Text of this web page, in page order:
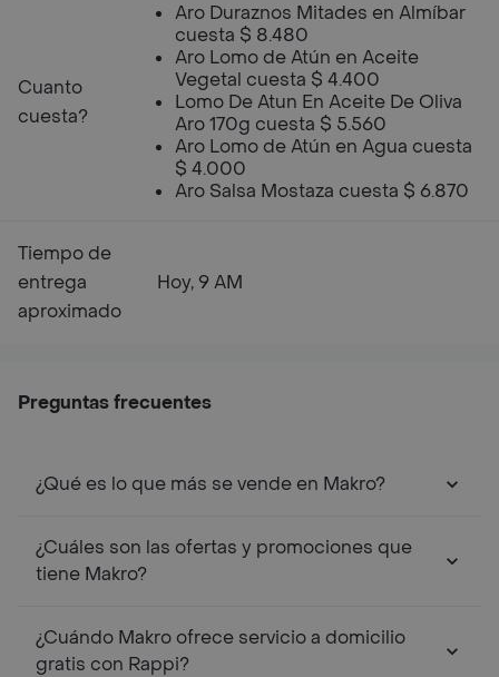
Cuanto
cuesta?
Aro Duraznos Mitades en Almíbar
cuesta $ 8.480
Aro Lomo de Atún en Aceite
Vegetal cuesta $ 4.400
Lomo De Atun En Aceite De Oliva
Aro 170g cuesta $ 5.560
Aro Lomo de Atún en Agua cuesta
$ 4.000
Aro Salsa Mostaza cuesta $ 6.870
Tiempo de
entrega
aproximado
Hoy, 9 AM
Preguntas frecuentes
¿Qué es lo que más se vende en Makro?
¿Cuáles son las ofertas y promociones que
tiene Makro?
¿Cuándo Makro ofrece servicio a domicilio
gratis con Rappi?